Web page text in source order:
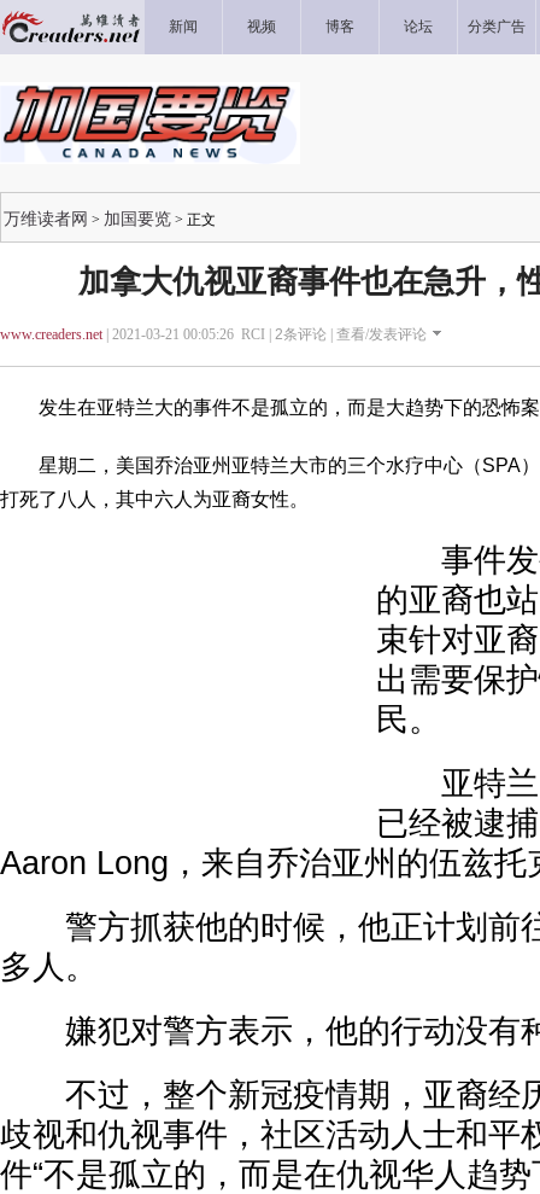
新闻 视频 博客 论坛 分类广告
万维读者网 > 加国要览 > 正文
加拿大仇视亚裔事件也在急升，
www.creaders.net| 2021-03-21 00:05:26 RCI | 2条评论 | 查看/发表评论
发生在亚特兰大的事件不是孤立的，而是大趋势下的恐怖
星期二，美国乔治亚州亚特兰大市的三个水疗中心（SPA）
打死了八人，其中六人为亚裔女性。
事件发
的亚裔也
束针对亚
出需要保
民。
亚特兰
已经被逮
Aaron Long，来自乔治亚州的伍兹托
警方抓获他的时候，他正计划前
多人。
嫌犯对警方表示，他的行动没有
不过，整个新冠疫情期，亚裔经
歧视和仇视事件，社区活动人士和平
件“不是孤立的，而是在仇视华人趋